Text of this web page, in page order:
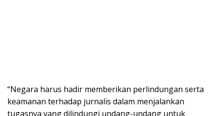
“Negara harus hadir memberikan perlindungan serta
keamanan terhadap jurnalis dalam menjalankan
tugasnya yang dilindungi undang-undang untuk